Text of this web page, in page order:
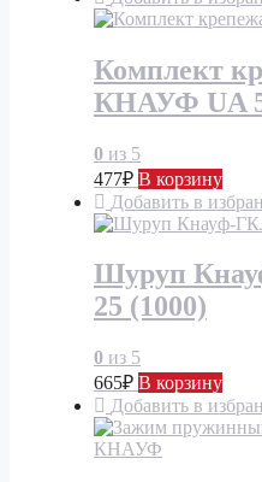
Комплект
КНАУФ UA
0 из 5
477₽ В корзину
Добавить в
Шуруп
25 (1000)
0 из 5
665₽ В корзину
Добавить в